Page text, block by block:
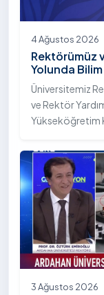
4 Ağustos 2026
Rektörümüz
Yolunda
Toplantısına
Üniversitemiz
ve Rektör
Yükseköğretim
Bilim
katıldı.
3 Ağustos 2026